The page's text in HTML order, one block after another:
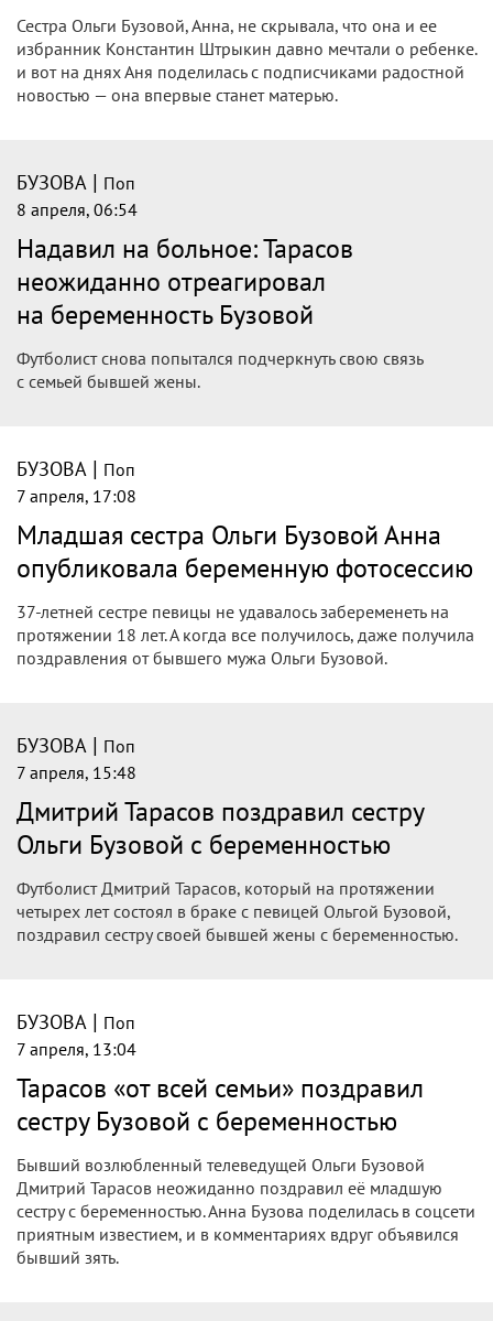
Сестра Ольги Бузовой, Анна, не скрывала, что она и ее
избранник Константин Штрыкин давно мечтали о ребенке.
и вот на днях Аня поделилась с подписчиками радостной
новостью — она впервые станет матерью.
БУЗОВА | Поп
8 апреля, 06:54
Надавил на больное: Тарасов
неожиданно отреагировал
на беременность Бузовой
Футболист снова попытался подчеркнуть свою связь
с семьей бывшей жены.
БУЗОВА | Поп
7 апреля, 17:08
Младшая сестра Ольги Бузовой Анна
опубликовала беременную фотосессию
37-летней сестре певицы не удавалось забеременеть на
протяжении 18 лет. А когда все получилось, даже получила
поздравления от бывшего мужа Ольги Бузовой.
БУЗОВА | Поп
7 апреля, 15:48
Дмитрий Тарасов поздравил сестру
Ольги Бузовой с беременностью
Футболист Дмитрий Тарасов, который на протяжении
четырех лет состоял в браке с певицей Ольгой Бузовой,
поздравил сестру своей бывшей жены с беременностью.
БУЗОВА | Поп
7 апреля, 13:04
Тарасов «от всей семьи» поздравил
сестру Бузовой с беременностью
Бывший возлюбленный телеведущей Ольги Бузовой
Дмитрий Тарасов неожиданно поздравил её младшую
сестру с беременностью. Анна Бузова поделилась в соцсети
приятным известием, и в комментариях вдруг объявился
бывший зять.